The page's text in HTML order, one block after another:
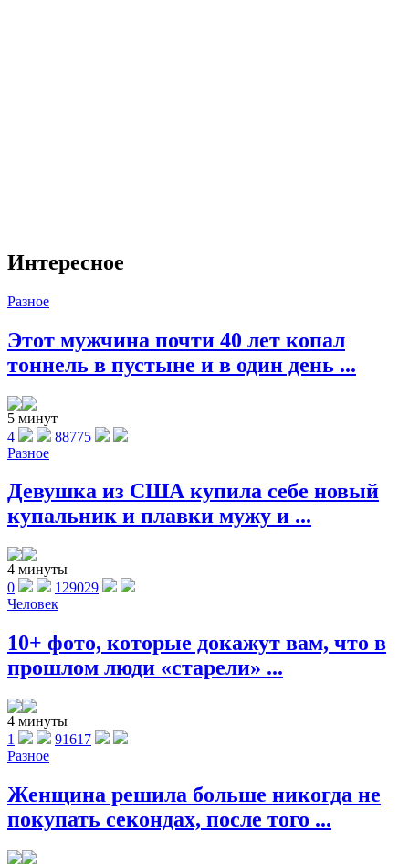
Интересное
Разное
Этот мужчина почти 40 лет копал
тоннель в пустыне и в один день ...
5 минут
4
88775
Разное
Девушка из США купила себе новый
купальник и плавки мужу и ...
4 минуты
0
129029
Человек
10+ фото, которые докажут вам, что в
прошлом люди «старели» ...
4 минуты
1
91617
Разное
Женщина решила больше никогда не
покупать секондах, после того ...